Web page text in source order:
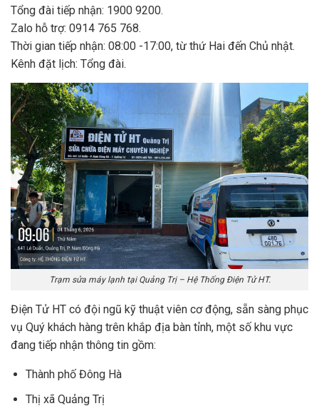
Tổng đài tiếp nhận: 1900 9200.
Zalo hỗ trợ: 0914 765 768.
Thời gian tiếp nhận: 08:00 -17:00, từ thứ Hai đến Chủ nhật.
Kênh đặt lịch: Tổng đài.
Trạm sửa máy lạnh tại Quảng Trị – Hệ Thống Điện Tử HT.
Điện Tử HT có đội ngũ kỹ thuật viên cơ động, sẵn sàng phục
vụ Quý khách hàng trên khắp địa bàn tỉnh, một số khu vực
đang tiếp nhận thông tin gồm:
Thành phố Đông Hà
Thị xã Quảng Trị